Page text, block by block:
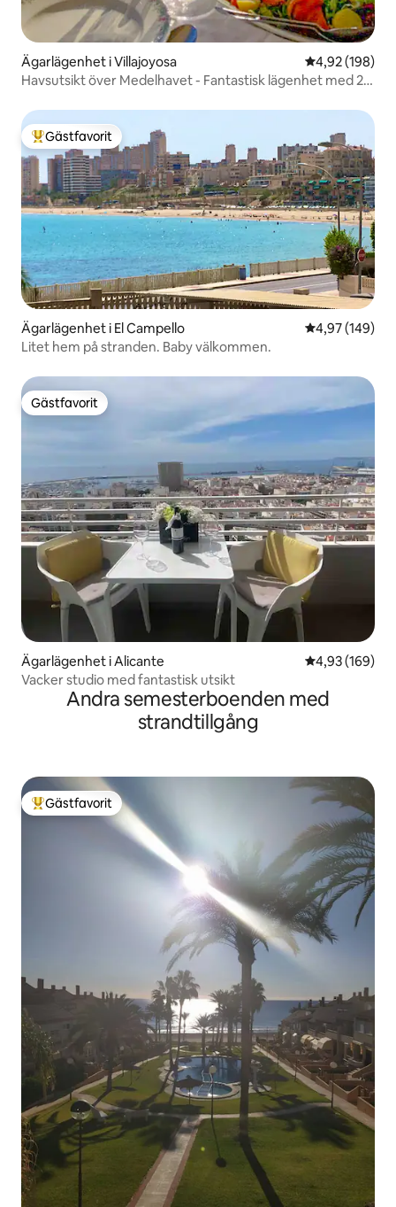
Ägarlägenhet i Villajoyosa 4,92 av 5 i
4,92 (198)
Havsutsikt över Medelhavet - Fantastisk lägenhet med 2
Populär gästfavorit
Gästfavorit
Ägarlägenhet i El Campello 4,97 av 5 i
4,97 (149)
Litet hem på stranden. Baby välkommen.
Gästfavorit
Gästfavorit
Ägarlägenhet i Alicante 4,93 av 5 i
4,93 (169)
Vacker studio med fantastisk utsikt
Andra semesterboenden med
strandtillgång
Populär gästfavorit
Gästfavorit